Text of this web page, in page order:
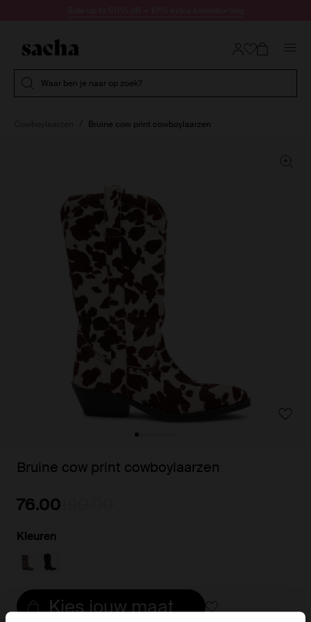
Waar ben je naar op zoek?
Bruine cow print cowboylaarzen
Bruine cow print cowboylaarzen
76.00
Kleuren
Kies jouw maat